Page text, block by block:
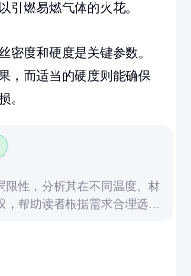
引燃易燃气体的火花。
密度和硬度是关键参数。
，而适当的硬度则能确保
。
限性，分析其在不同温度、材
，帮助读者根据需求合理选择